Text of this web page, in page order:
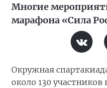
Многие
марафона «Сила
Окружная
около 130